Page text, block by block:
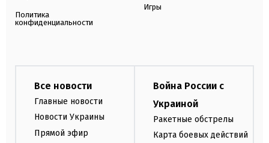
Политика
конфиденциальности
Игры
Все новости
Главные новости
Новости Украины
Прямой эфир
Война России с
Украиной
Ракетные обстрелы
Карта боевых действий